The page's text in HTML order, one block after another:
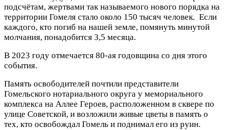
подсчётам, жертвами так называемого нового порядка на
территории Гомеля стало около 150 тысяч человек. Если
каждого, кто погиб на нашей земле, помянуть минутой
молчания, понадобится 3,5 месяца.
В 2023 году отмечается 80-ая годовщина со дня этого
события.
Память освободителей почтили представители
Гомельского нотариального округа у мемориального
комплекса на Аллее Героев, расположенном в сквере по
улице Советской, и возложили живые цветы в память о
тех, кто освобождал Гомель и поднимал его из руин.